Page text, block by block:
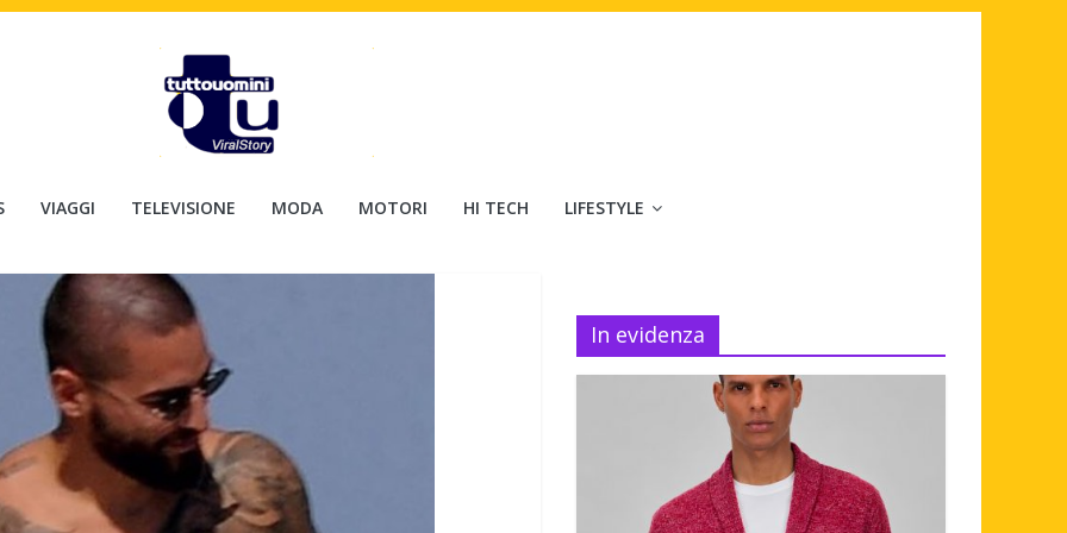
VIAGGI TELEVISIONE MODA MOTORI HI TECH LIFESTYLE
In evidenza